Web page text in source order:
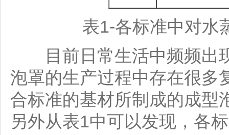
表1-各标准中对水
目前日常生活中频频出
泡罩的生产过程中存在很多
合标准的基材所制成的成型
另外从表1中可以发现，各